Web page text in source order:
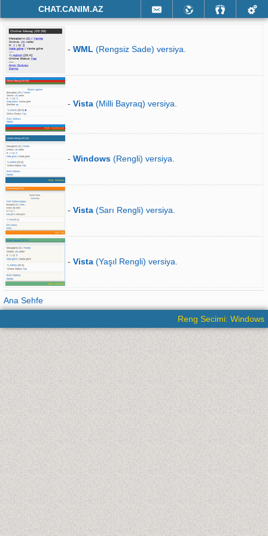
CHAT.CANIM.AZ
- WML (Rengsiz Sade) versiya.
- Vista (Milli Bayraq) versiya.
- Windows (Rengli) versiya.
- Vista (Sarı Rengli) versiya.
- Vista (Yaşıl Rengli) versiya.
Ana Sehfe
Reng Secimi: Windows